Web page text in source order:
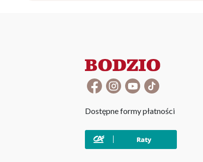
Dostępne formy płatności